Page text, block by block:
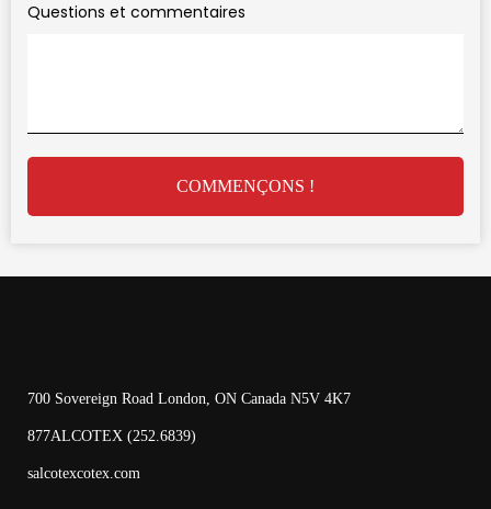
Questions et commentaires
COMMENÇONS !
700 Sovereign Road London, ON Canada N5V 4K7
877ALCOTEX (252.6839)
salcotexcotex.com